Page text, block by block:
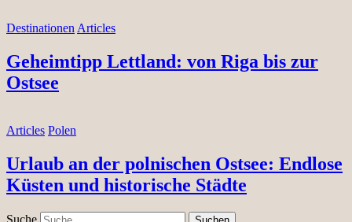
Destinationen Articles
Geheimtipp Lettland: von Riga bis zur
Ostsee
Articles Polen
Urlaub an der polnischen Ostsee: Endlose
Küsten und historische Städte
Suche